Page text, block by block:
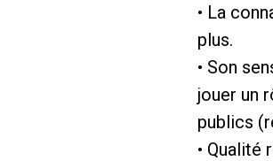
• La
plus.
• Son
jouer un
publics
• Qualité